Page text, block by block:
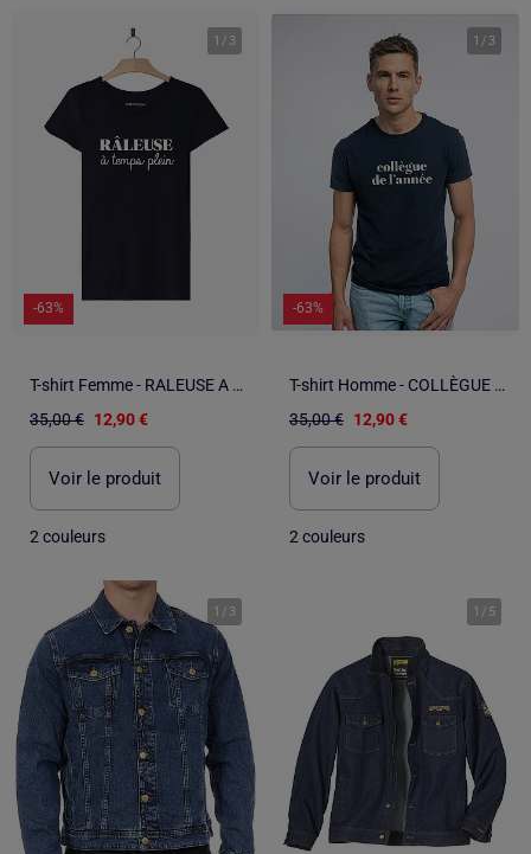
1 / 3
-63%
T-shirt Femme - RALEUSE A TEMPS PLEIN
35,00 € 12,90 €
Voir le produit
2 couleurs
1 / 3
-63%
T-shirt Homme - COLLÈGUE DE L'ANNÉE
35,00 € 12,90 €
Voir le produit
2 couleurs
1 / 3 1 / 5